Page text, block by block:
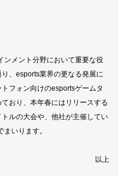
ンメント分野において重要な役
、esports業界の更なる発展に
フォン向けのesportsゲームタ
おり、本年春にはリリースする
ルの大会や、他社が主催してい
いります。
以上